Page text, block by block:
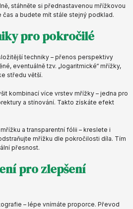
stáhněte si přednastavenou mřížkovou
čas a budete mít stále stejný podklad.
pro pokročilé
techniky – přenos perspektivy
eventuálně tzv. „logaritmické“ mřížky,
středu větší.
kombinací více vrstev mřížky – jedna pro
a stínování. Takto získáte efekt
a transparentní fólii – kreslete i
mřížku dle pokročilosti díla. Tím
přesnost.
pro zlepšení
– lépe vnímáte proporce. Převod